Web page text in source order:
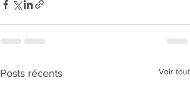
Posts récents Voir tout